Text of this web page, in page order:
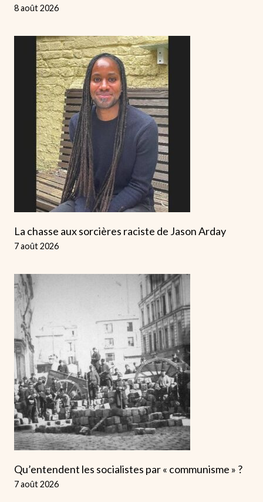
8 août 2026
La chasse aux sorcières raciste de Jason Arday
7 août 2026
Qu’entendent les socialistes par « communisme » ?
7 août 2026